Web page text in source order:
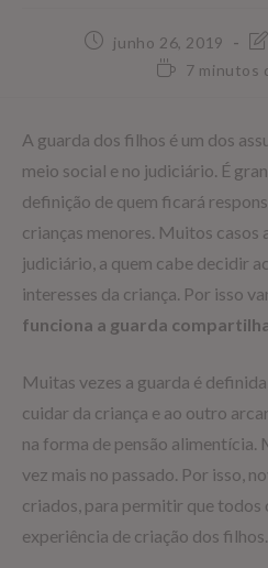
junho 26, 2019
7 minutos
A guarda dos filhos é um dos
meio social e no judiciário. É
definição de quem ficará
crianças menores. Muitos casos
judiciário, a quem cabe decidir
interesses da criança. Por isso
funciona a guarda
Muitas vezes a guarda é
cuidar da criança e ao outro
na forma de pensão alimentícia.
vez mais no passado. Por isso,
criados, para permitir que todos
experiência de criação dos filhos.